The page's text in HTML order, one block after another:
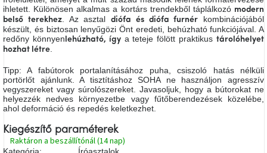
tűz
mellett
ülve
Színes
tér
Woodman
kedvezményesen
Anyák
napja
Raktáron a beszállítónál (14 nap)
ihletett. Különösen alkalmas a kortárs trendekből táplálkozó modern
belső terekhez. Az asztal diófa és diófa furnér kombinációjából
készült, és biztosan lenyűgözi Önt eredeti, behúzható funkciójával. A
redőny könnyenlehúzható, ígya teteje fölött praktikustárolóhelyet
hozhat létre.
Tipp: A fabútorok portalanításához puha, csiszoló hatás nélküli
portörlőt ajánlunk. A tisztításhoz SOHA ne használjon agresszív
vegyszereket vagy súrolószereket. Javasoljuk, hogy a bútorokat ne
helyezzék nedves környezetbe vagy fűtőberendezések közelébe,
ahol deformáció és repedés keletkezhet.
Kiegészítő paraméterek